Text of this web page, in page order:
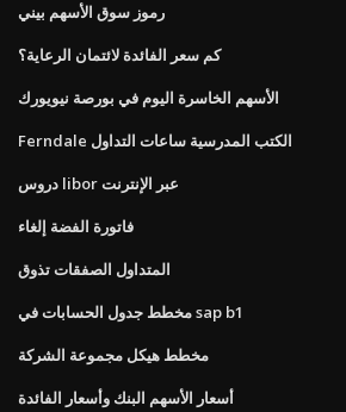
رموز سوق الأسهم بيني
كم سعر الفائدة لائتمان الرعاية؟
الأسهم الخاسرة اليوم في بورصة نيويورك
Ferndale الكتب المدرسية ساعات التداول
دروس libor عبر الإنترنت
فاتورة الفضة إلغاء
المتداول الصفقات تذوق
مخطط جدول الحسابات في sap b1
مخطط هيكل مجموعة الشركة
أسعار الأسهم البنك وأسعار الفائدة